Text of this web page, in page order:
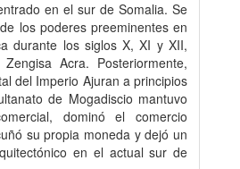
en el sur de Somalia. Se
los poderes preeminentes en
durante los siglos X, XI y XII,
Acra. Posteriormente,
del Imperio Ajuran a principios
de Mogadiscio mantuvo
dominó el comercio
su propia moneda y dejó un
en el actual sur de